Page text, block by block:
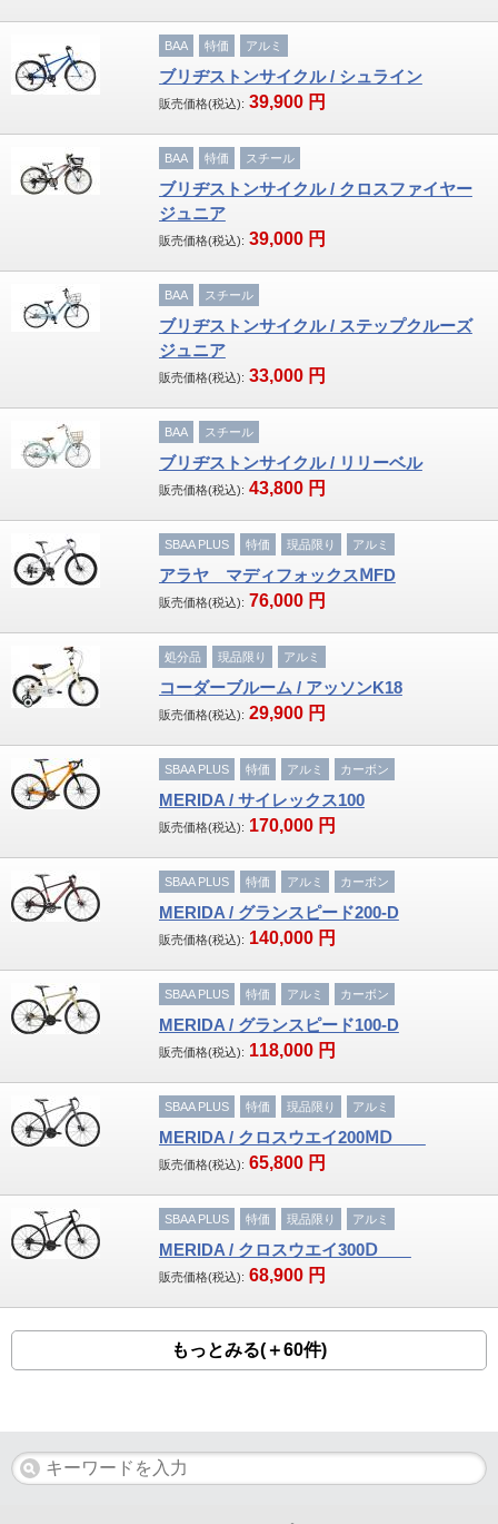
BAA 特価 アルミ
ブリヂストンサイクル / シュライン
販売価格(税込): 39,900 円
BAA 特価 スチール
ブリヂストンサイクル / クロスファイヤー
ジュニア
販売価格(税込): 39,000 円
BAA スチール
ブリヂストンサイクル / ステップクルーズ
ジュニア
販売価格(税込): 33,000 円
BAA スチール
ブリヂストンサイクル / リリーベル
販売価格(税込): 43,800 円
SBAA PLUS 特価 現品限り アルミ
アラヤ マディフォックスⅯFD
販売価格(税込): 76,000 円
処分品 現品限り アルミ
コーダーブルーム / アッソンK18
販売価格(税込): 29,900 円
SBAA PLUS 特価 アルミ カーボン
MERIDA / サイレックス100
販売価格(税込): 170,000 円
SBAA PLUS 特価 アルミ カーボン
MERIDA / グランスピード200‐D
販売価格(税込): 140,000 円
SBAA PLUS 特価 アルミ カーボン
MERIDA / グランスピード100‐D
販売価格(税込): 118,000 円
SBAA PLUS 特価 現品限り アルミ
MERIDA / クロスウエイ200ⅯⅮ
販売価格(税込): 65,800 円
SBAA PLUS 特価 現品限り アルミ
MERIDA / クロスウエイ300Ⅾ
販売価格(税込): 68,900 円
もっとみる(＋60件)